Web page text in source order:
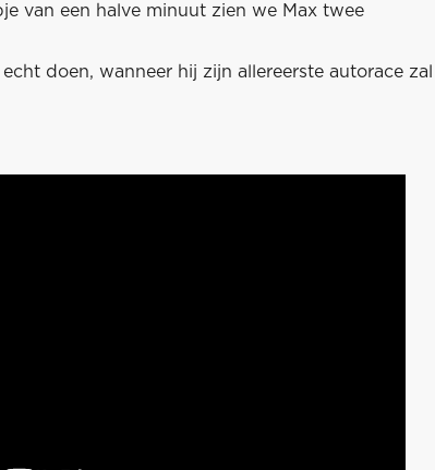
van een halve minuut zien we Max twee
doen, wanneer hij zijn allereerste autorace zal